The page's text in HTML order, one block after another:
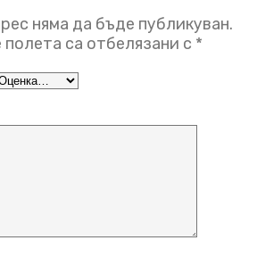
няма да бъде публикуван.
са отбелязани с *